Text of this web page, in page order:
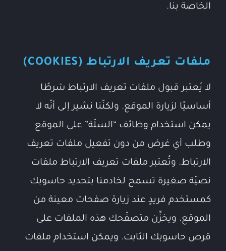
الخاصة بنا.
ملفات تعريف الارتباط (COOKIES)
لا يُعتبر قبول ملفات تعريف الارتباط شرطًا
أساسيًا لزيارة الموقع. ولكنّنا نشير إلى أنّه لا
يمكن استخدام وظائف “السلّة” على الموقع
وطلب أي غرض من دون تفعيل ملفات تعريف
الارتباط. وتُعتبر ملفات تعريف الارتباط ملفات
نصيّة صغيرة تسمح لخادمنا بتحديد حاسوبك
كمستخدم فريدٍ عند زيارة صفحات معينة من
الموقع. ويخزِّن متصفّحك هذه الملفات على
قرص حاسوبك الثابت. ويمكن استخدام ملفات